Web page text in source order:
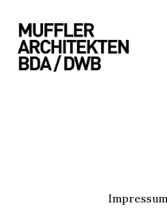
Inhalt
springen
Impressum